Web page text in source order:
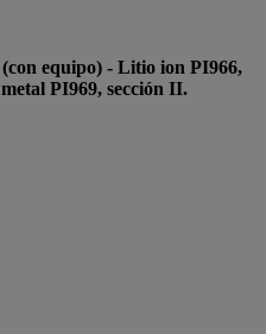
equipo) - Litio ion PI966,
PI969, sección II.